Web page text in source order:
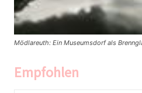
Mödlareuth: Ein Museumsdorf als
Empfohlen